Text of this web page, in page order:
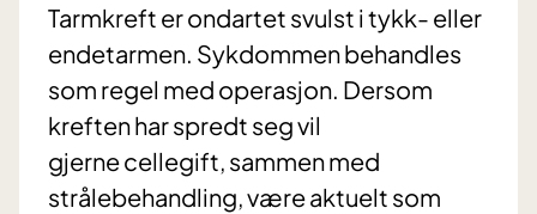
Tarmkreft er ondartet svulst i tykk- eller
endetarmen. Sykdommen behandles
som regel med operasjon. Dersom
kreften har spredt seg vil
gjerne cellegift, sammen med
strålebehandling, være aktuelt som